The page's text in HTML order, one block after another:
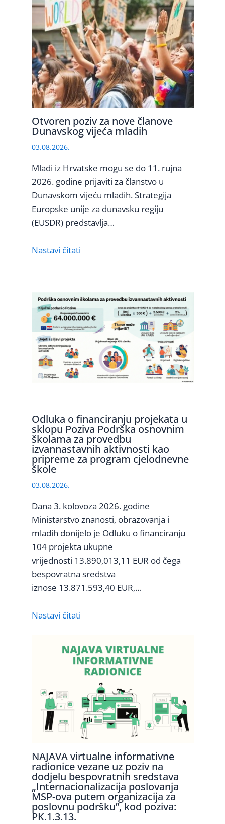
Otvoren poziv za nove članove
Dunavskog vijeća mladih
03.08.2026.
Mladi iz Hrvatske mogu se do 11. rujna
2026. godine prijaviti za članstvo u
Dunavskom vijeću mladih. Strategija
Europske unije za dunavsku regiju
(EUSDR) predstavlja…
Nastavi čitati
Odluka o financiranju projekata u
sklopu Poziva Podrška osnovnim
školama za provedbu
izvannastavnih aktivnosti kao
pripreme za program cjelodnevne
škole
03.08.2026.
Dana 3. kolovoza 2026. godine
Ministarstvo znanosti, obrazovanja i
mladih donijelo je Odluku o financiranju
104 projekta ukupne
vrijednosti 13.890,013,11 EUR od čega
bespovratna sredstva
iznose 13.871.593,40 EUR,…
Nastavi čitati
NAJAVA virtualne informativne
radionice vezane uz poziv na
dodjelu bespovratnih sredstava
„Internacionalizacija poslovanja
MSP-ova putem organizacija za
poslovnu podršku”, kod poziva:
PK.1.3.13.